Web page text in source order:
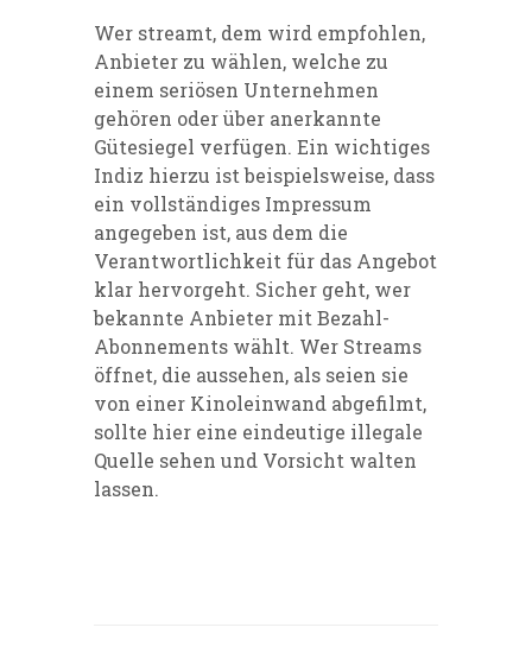
Wer streamt, dem wird empfohlen,
Anbieter zu wählen, welche zu
einem seriösen Unternehmen
gehören oder über anerkannte
Gütesiegel verfügen. Ein wichtiges
Indiz hierzu ist beispielsweise, dass
ein vollständiges Impressum
angegeben ist, aus dem die
Verantwortlichkeit für das Angebot
klar hervorgeht. Sicher geht, wer
bekannte Anbieter mit Bezahl-
Abonnements wählt. Wer Streams
öffnet, die aussehen, als seien sie
von einer Kinoleinwand abgefilmt,
sollte hier eine eindeutige illegale
Quelle sehen und Vorsicht walten
lassen.